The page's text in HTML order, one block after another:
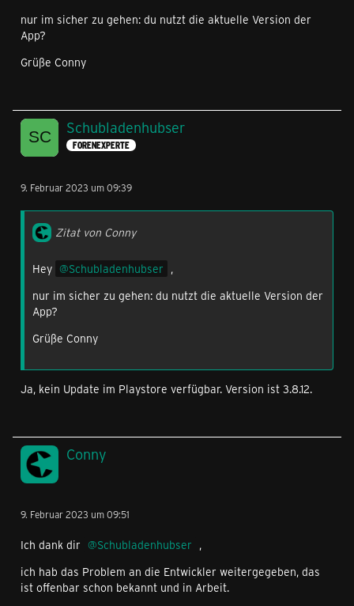
nur im sicher zu gehen: du nutzt die aktuelle Version der
App?
Grüße Conny
Schubladenhubser
FORENEXPERTE
9. Februar 2023 um 09:39
Zitat von Conny
Hey Schubladenhubser ,
nur im sicher zu gehen: du nutzt die aktuelle Version der
App?
Grüße Conny
Ja, kein Update im Playstore verfügbar. Version ist 3.8.12.
Conny
9. Februar 2023 um 09:51
Ich dank dir Schubladenhubser ,
ich hab das Problem an die Entwickler weitergegeben, das
ist offenbar schon bekannt und in Arbeit.